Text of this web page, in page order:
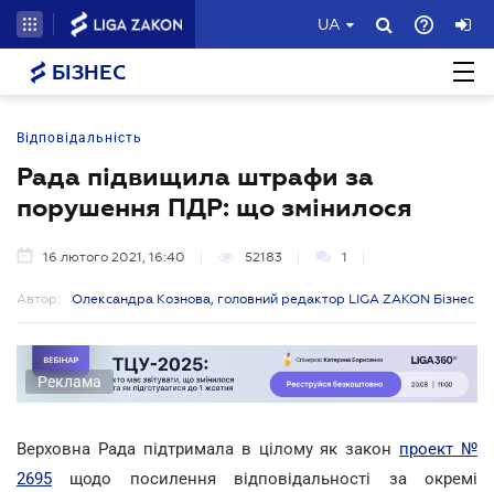
UA
БІЗНЕС
Відповідальність
Рада підвищила штрафи за
порушення ПДР: що змінилося
16 лютого 2021, 16:40 52183 1
Автор: Олександра Кознова, головний редактор LIGA ZAKON Бізнес
Реклама
Верховна Рада підтримала в цілому як закон проект №
2695 щодо посилення відповідальності за окремі